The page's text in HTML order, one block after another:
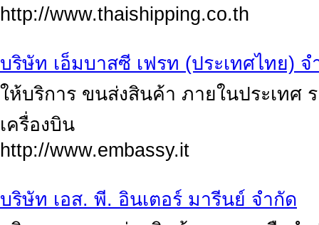
http://www.thaishipping.co.th
บริษัท เอ็มบาสซี เฟรท (ประเทศไทย) จ
ให้บริการ ขนส่งสินค้า ภายในประเทศ
เครื่องบิน
http://www.embassy.it
บริษัท เอส. พี. อินเตอร์ มารีนย์ จำกัด